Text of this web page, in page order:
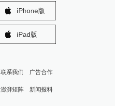
iPhone版
iPad版
联系我们 广告合作
澎湃矩阵 新闻报料